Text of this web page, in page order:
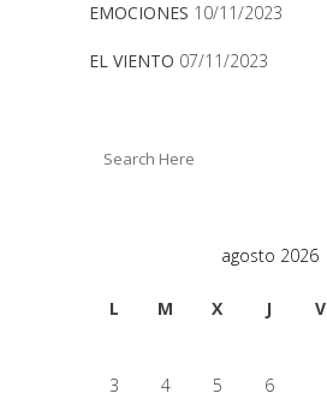
EMOCIONES 10/11/2023
EL VIENTO 07/11/2023
agosto 2026
L M X J V
3
4 5 6